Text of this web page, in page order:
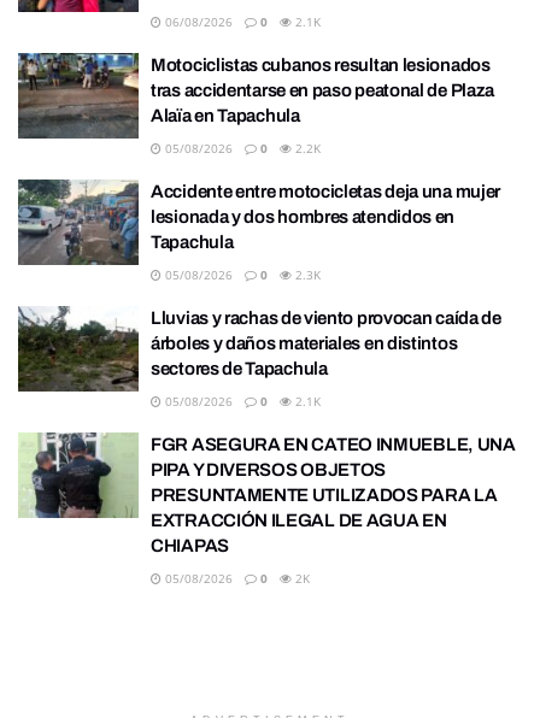
06/08/2026 0 2.1K
Motociclistas cubanos resultan lesionados
tras accidentarse en paso peatonal de Plaza
Alaïa en Tapachula
05/08/2026 0 2.2K
Accidente entre motocicletas deja una mujer
lesionada y dos hombres atendidos en
Tapachula
05/08/2026 0 2.3K
Lluvias y rachas de viento provocan caída de
árboles y daños materiales en distintos
sectores de Tapachula
05/08/2026 0 2.1K
FGR ASEGURA EN CATEO INMUEBLE, UNA
PIPA Y DIVERSOS OBJETOS
PRESUNTAMENTE UTILIZADOS PARA LA
EXTRACCIÓN ILEGAL DE AGUA EN
CHIAPAS
05/08/2026 0 2K